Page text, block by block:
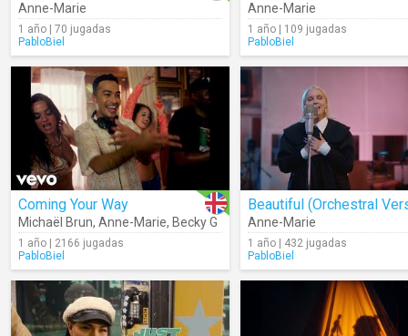
Anne-Marie
1 año | 70 jugadas
PabloBiel
Anne-Marie
1 año | 109 jugadas
PabloBiel
Coming Your Way
Michaël Brun, Anne-Marie, Becky G
1 año | 2166 jugadas
PabloBiel
Anne-Marie
1 año | 432 jugadas
PabloBiel